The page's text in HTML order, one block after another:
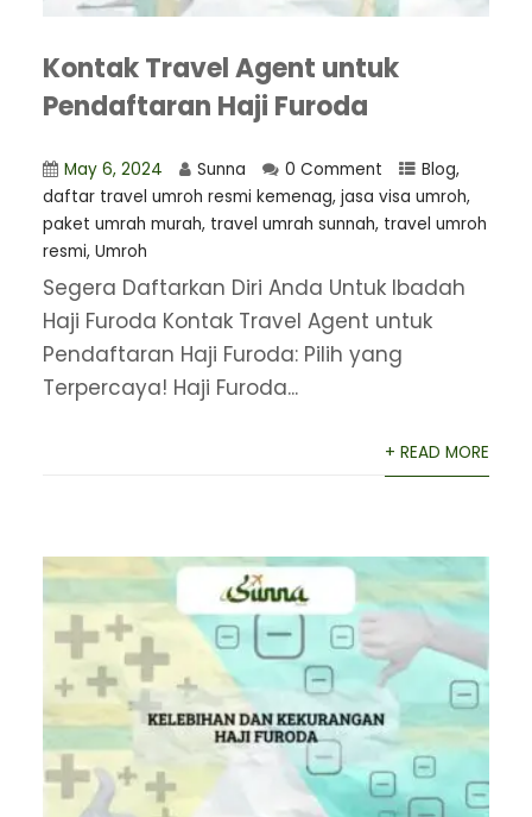
Kontak Travel Agent untuk
Pendaftaran Haji Furoda
May 6, 2024 Sunna 0 Comment Blog,
daftar travel umroh resmi kemenag, jasa visa umroh,
paket umrah murah, travel umrah sunnah, travel umroh
resmi, Umroh
Segera Daftarkan Diri Anda Untuk Ibadah
Haji Furoda Kontak Travel Agent untuk
Pendaftaran Haji Furoda: Pilih yang
Terpercaya! Haji Furoda...
+ READ MORE